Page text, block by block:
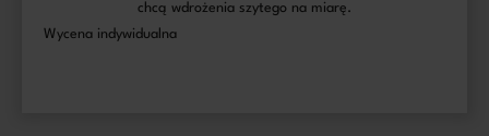
chcą wdrożenia szytego na miarę.
Wycena indywidualna